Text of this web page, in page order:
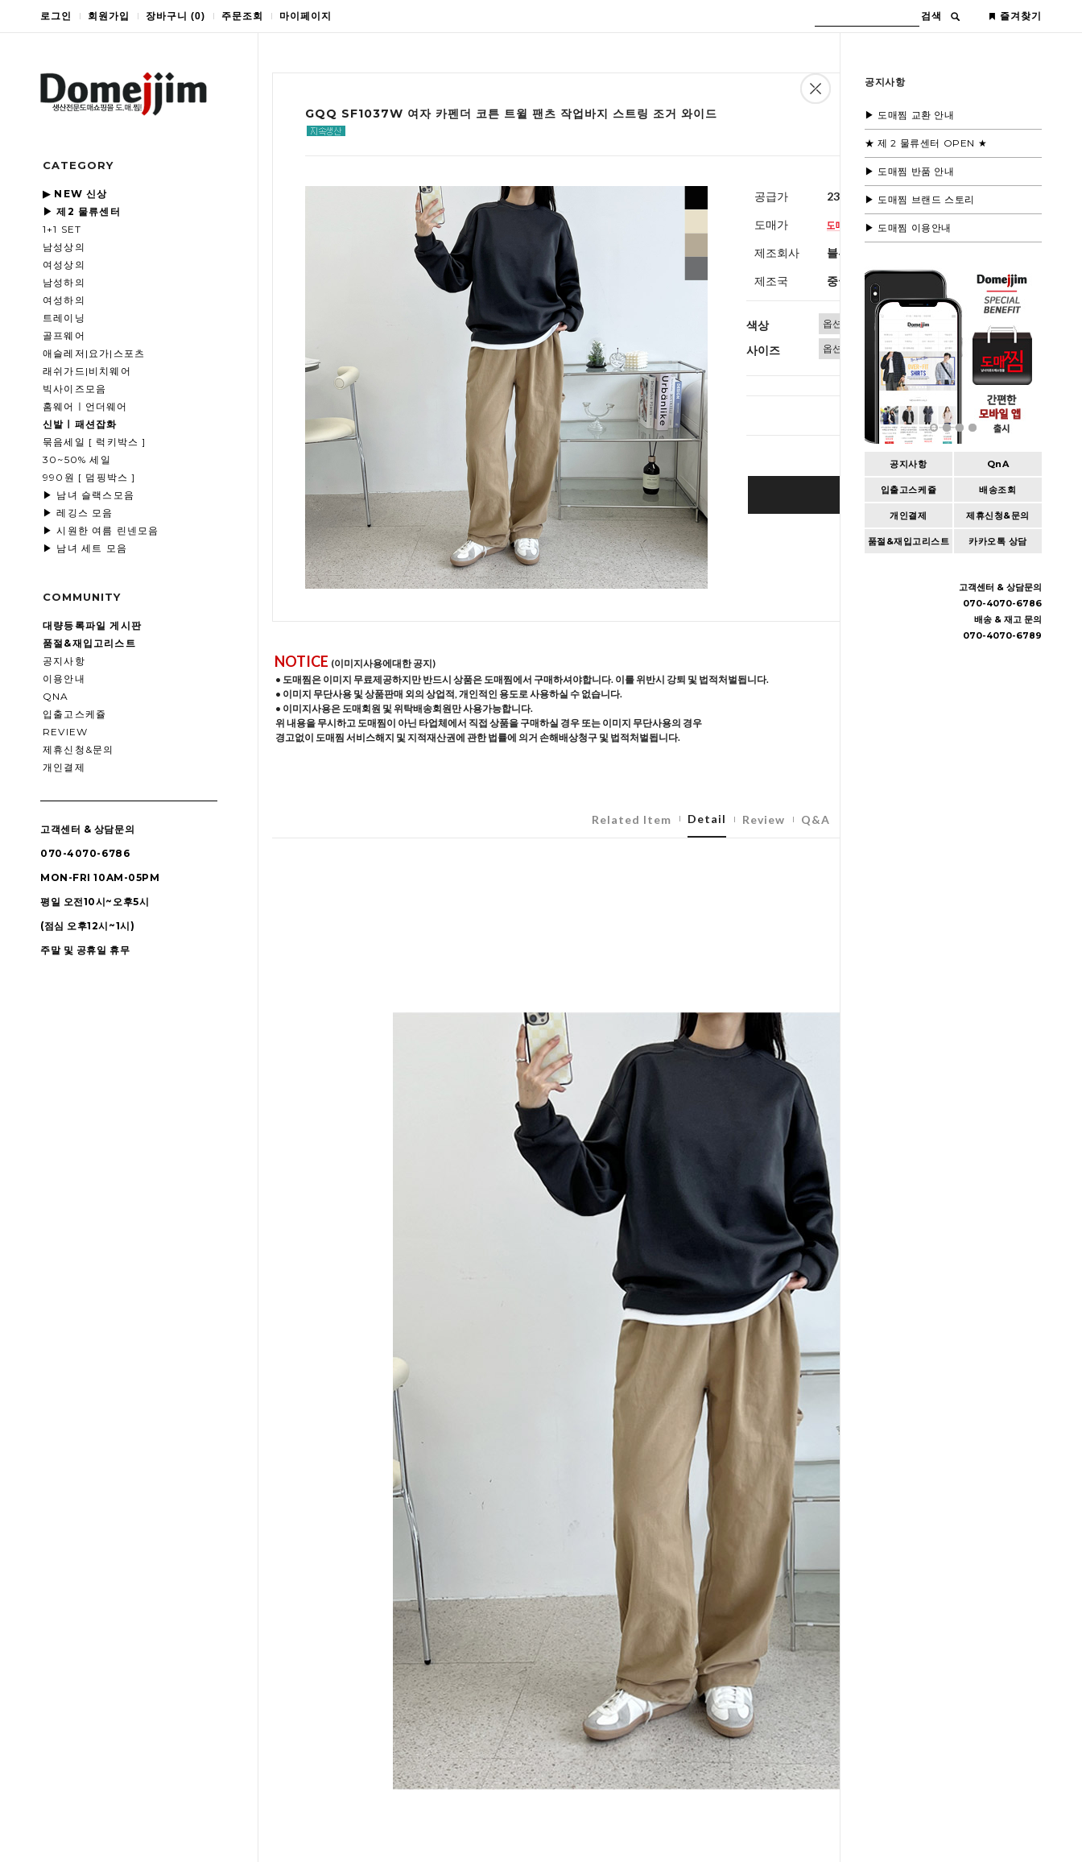
로그인 회원가입 장바구니 (0) 주문조회 마이페이지 검색 즐겨찾기
CATEGORY
▶ NEW 신상
▶ 제2 물류센터
1+1 SET
남성상의
여성상의
남성하의
여성하의
트레이닝
골프웨어
애슬레저|요가|스포츠
래쉬가드|비치웨어
빅사이즈모음
홈웨어ㅣ언더웨어
신발ㅣ패션잡화
묶음세일 [ 럭키박스 ]
30~50% 세일
990원 [ 덤핑박스 ]
▶ 남녀 슬랙스모음
▶ 레깅스 모음
▶ 시원한 여름 린넨모음
▶ 남녀 세트 모음
COMMUNITY
대량등록파일 게시판
품절&재입고리스트
공지사항
이용안내
QNA
입출고스케쥴
REVIEW
제휴신청&문의
개인결제
고객센터 & 상담문의
070-4070-6786
MON-FRI 10AM-05PM
평일 오전10시~오후5시
(점심 오후12시~1시)
주말 및 공휴일 휴무
공지사항
▶ 도매찜 교환 안내
★ 제 2 물류센터 OPEN ★
▶ 도매찜 반품 안내
▶ 도매찜 브랜드 스토리
▶ 도매찜 이용안내
공지사항 QnA
입출고스케쥴 배송조회
개인결제 제휴신청&문의
품절&재입고리스트 카카오톡 상담
고객센터 & 상담문의
070-4070-6786
배송 & 재고 문의
070-4070-6789
GQQ SF1037W 여자 카펜더 코튼 트윌 팬츠 작업바지 스트링 조거 와이드
공급가 23,600원(부가세별도)
도매가
제조회사 블루모드 제휴사
제조국 중국
색상
사이즈
BUY IT NOW
Cart Wishlist
NOTICE (이미지사용에대한 공지)
• 도매찜은 이미지 무료제공하지만 반드시 상품은 도매찜에서 구매하셔야합니다. 이를 위반시 강퇴 및 법적처벌됩니다.
• 이미지 무단사용 및 상품판매 외의 상업적, 개인적인 용도로 사용하실 수 없습니다.
• 이미지사용은 도매회원 및 위탁배송회원만 사용가능합니다.
위 내용을 무시하고 도매찜이 아닌 타업체에서 직접 상품을 구매하실 경우 또는 이미지 무단사용의 경우
경고없이 도매찜 서비스해지 및 지적재산권에 관한 법률에 의거 손해배상청구 및 법적처벌됩니다.
Related Item Detail Review Q&A